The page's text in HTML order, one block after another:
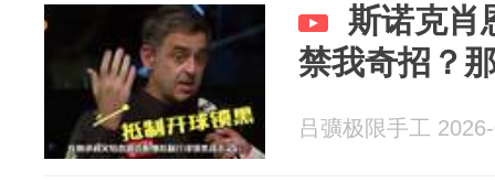
斯诺克肖
禁我奇招？
吕彍极限手工